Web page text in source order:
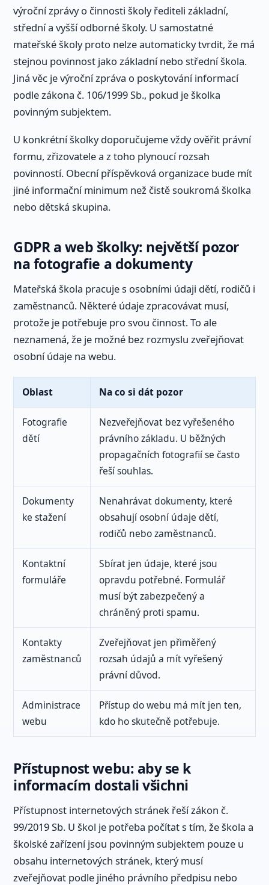
výroční zprávy o činnosti školy řediteli základní,
střední a vyšší odborné školy. U samostatné
mateřské školy proto nelze automaticky tvrdit, že má
stejnou povinnost jako základní nebo střední škola.
Jiná věc je výroční zpráva o poskytování informací
podle zákona č. 106/1999 Sb., pokud je školka
povinným subjektem.
U konkrétní školky doporučujeme vždy ověřit právní
formu, zřizovatele a z toho plynoucí rozsah
povinností. Obecní příspěvková organizace bude mít
jiné informační minimum než čistě soukromá školka
nebo dětská skupina.
GDPR a web školky: největší pozor
na fotografie a dokumenty
Mateřská škola pracuje s osobními údaji dětí, rodičů i
zaměstnanců. Některé údaje zpracovávat musí,
protože je potřebuje pro svou činnost. To ale
neznamená, že je možné bez rozmyslu zveřejňovat
osobní údaje na webu.
Oblast Na co si dát pozor
Fotografie
dětí
Nezveřejňovat bez vyřešeného
právního základu. U běžných
propagačních fotografií se často
řeší souhlas.
Dokumenty
ke stažení
Nenahrávat dokumenty, které
obsahují osobní údaje dětí,
rodičů nebo zaměstnanců.
Kontaktní
formuláře
Sbírat jen údaje, které jsou
opravdu potřebné. Formulář
musí být zabezpečený a
chráněný proti spamu.
Kontakty
zaměstnanců
Zveřejňovat jen přiměřený
rozsah údajů a mít vyřešený
právní důvod.
Administrace
webu
Přístup do webu má mít jen ten,
kdo ho skutečně potřebuje.
Přístupnost webu: aby se k
informacím dostali všichni
Přístupnost internetových stránek řeší zákon č.
99/2019 Sb. U škol je potřeba počítat s tím, že škola a
školské zařízení jsou povinným subjektem pouze u
obsahu internetových stránek, který musí
zveřejňovat podle jiného právního předpisu nebo